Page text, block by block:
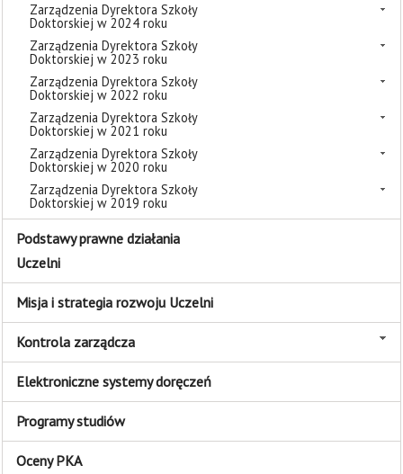
Zarządzenia Dyrektora Szkoły
Doktorskiej w 2024 roku
Zarządzenia Dyrektora Szkoły
Doktorskiej w 2023 roku
Zarządzenia Dyrektora Szkoły
Doktorskiej w 2022 roku
Zarządzenia Dyrektora Szkoły
Doktorskiej w 2021 roku
Zarządzenia Dyrektora Szkoły
Doktorskiej w 2020 roku
Zarządzenia Dyrektora Szkoły
Doktorskiej w 2019 roku
Podstawy prawne działania
Uczelni
Misja i strategia rozwoju Uczelni
Kontrola zarządcza
Elektroniczne systemy doręczeń
Programy studiów
Oceny PKA